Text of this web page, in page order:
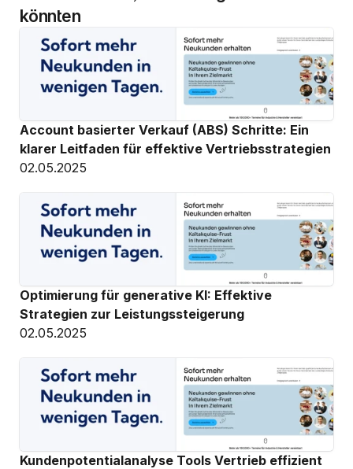
könnten
Account basierter Verkauf (ABS) Schritte: Ein
klarer Leitfaden für effektive Vertriebsstrategien
02.05.2025
Optimierung für generative KI: Effektive
Strategien zur Leistungssteigerung
02.05.2025
Kundenpotentialanalyse Tools Vertrieb effizient